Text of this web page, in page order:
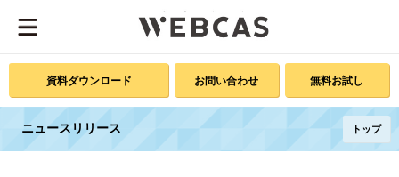
資料ダウンロード お問い合わせ 無料お試し
ニュースリリース トップ